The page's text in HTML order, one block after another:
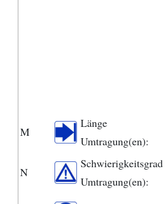
M
Länge
Umtragung(en):
N
Schwierigkeitsgrad
Umtragung(en):